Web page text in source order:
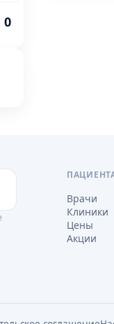
0
Врачи
Клиники
Цены
Акции